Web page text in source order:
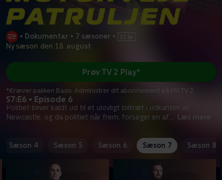
• Dokumentar • 7 sæsoner •
Ny sæson den 18. august
S7:E6 • Episode 6
Politiet bliver kaldt ud til et ulovligt biltræf i udkanten af
Newcastle, og da politiet når frem, forsøger en af... Læs mere
Prøv TV 2 Play*
*Kræver pakken Basis. Administrer dit abonnement på Mit TV 2.
Sæson 4 Sæson 5 Sæson 6 Sæson 7 Sæson 8